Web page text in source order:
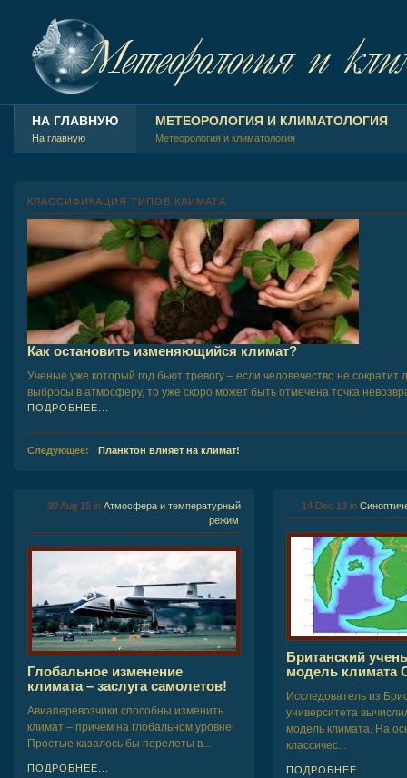
НА ГЛАВНУЮ
На главную
МЕТЕОРОЛОГИЯ И КЛИМАТОЛОГИЯ
Метеорология и климатология
КЛАССИФИКАЦИЯ ТИПОВ КЛИМАТА
Как остановить изменяющийся климат?
Ученые уже который год бьют тревогу – если человечество не сократит
выбросы в атмосферу, то уже скоро может быть отмечена точка
ПОДРОБНЕЕ...
Следующее: Планктон влияет на климат!
30 Aug 15in Атмосфера и температурный
режим
Глобальное изменение
климата – заслуга самолетов!
Авиаперевозчики способны изменить
климат – причем на глобальном уровне!
Простые казалось бы перелеты в...
ПОДРОБНЕЕ...
14 Dec 13 in
Британский
модель климата
Исследователь из
университета
модель климата. На
классичес...
ПОДРОБНЕЕ...